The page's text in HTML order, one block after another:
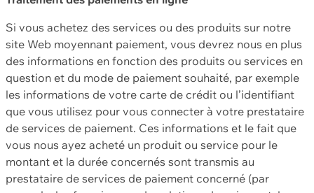
Si vous achetez des services ou des produits sur notre
site Web moyennant paiement, vous devrez nous en plus
des informations en fonction des produits ou services en
question et du mode de paiement souhaité, par exemple
les informations de votre carte de crédit ou l’identifiant
que vous utilisez pour vous connecter à votre prestataire
de services de paiement. Ces informations et le fait que
vous nous ayez acheté un produit ou service pour le
montant et la durée concernés sont transmis au
prestataire de services de paiement concerné (par